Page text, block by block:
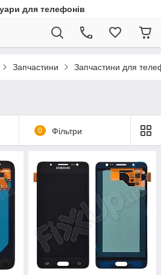
для телефонів
Запчастини Запчастини для
0 Фільтри